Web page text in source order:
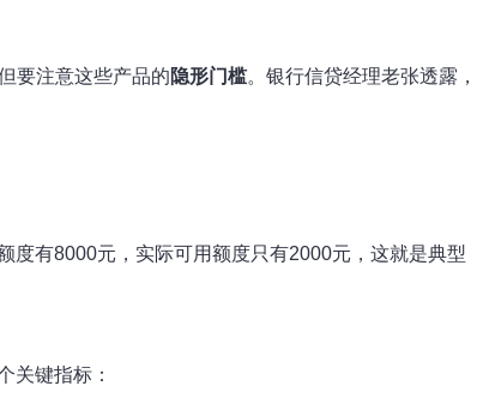
要注意这些产品的隐形门槛。银行信贷经理老张透露，
度有8000元，实际可用额度只有2000元，这就是典型
关键指标：